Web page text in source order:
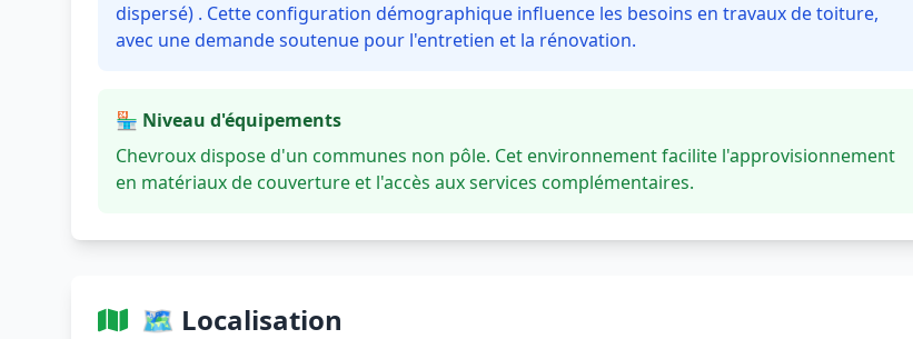
dispersé) . Cette configuration démographique influence les besoins en travaux de toiture,
avec une demande soutenue pour l'entretien et la rénovation.
🏪 Niveau d'équipements
Chevroux dispose d'un communes non pôle. Cet environnement facilite l'approvisionnement
en matériaux de couverture et l'accès aux services complémentaires.
🗺️ Localisation